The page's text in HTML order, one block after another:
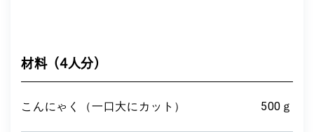
材料 （4人分）
こんにゃく（一口大にカット） 500ｇ